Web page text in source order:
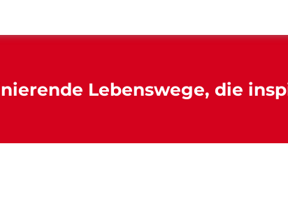
Lebenswege, die